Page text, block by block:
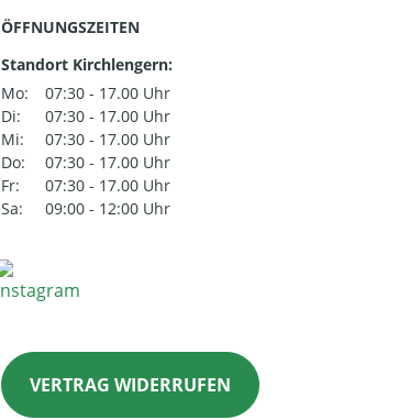
ÖFFNUNGSZEITEN
Standort Kirchlengern:
Mo:
07:30 - 17.00 Uhr
Di:
07:30 - 17.00 Uhr
Mi:
07:30 - 17.00 Uhr
Do:
07:30 - 17.00 Uhr
Fr:
07:30 - 17.00 Uhr
Sa:
09:00 - 12:00 Uhr
VERTRAG WIDERRUFEN